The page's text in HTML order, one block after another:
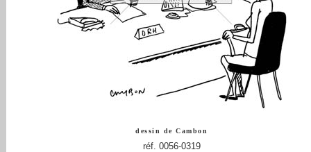
dessin de Cambon
réf. 0056-0319